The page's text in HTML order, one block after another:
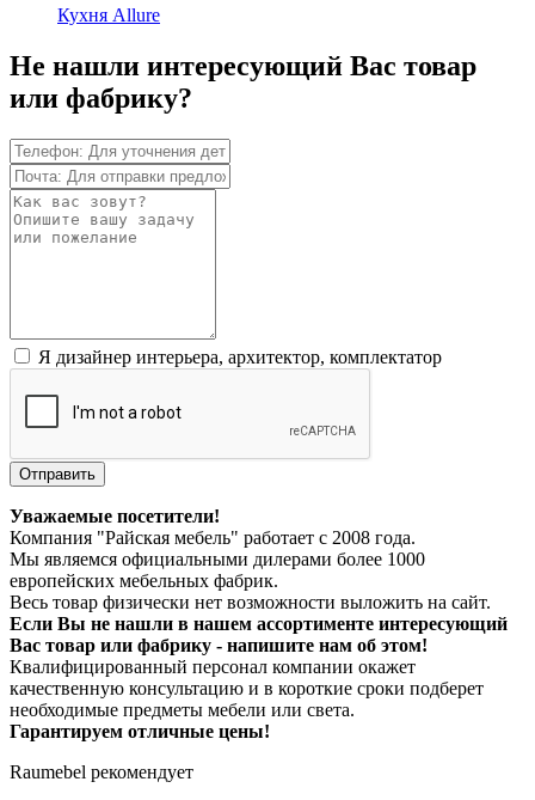
Кухня Allure
Не нашли интересующий Вас товар
или фабрику?
Я дизайнер интерьера, архитектор, комплектатор
Отправить
Уважаемые посетители!
Компания "Райская мебель" работает с 2008 года.
Мы являемся официальными дилерами более 1000
европейских мебельных фабрик.
Весь товар физически нет возможности выложить на сайт.
Если Вы не нашли в нашем ассортименте интересующий
Вас товар или фабрику - напишите нам об этом!
Квалифицированный персонал компании окажет
качественную консультацию и в короткие сроки подберет
необходимые предметы мебели или света.
Гарантируем отличные цены!
Raumebel рекомендует